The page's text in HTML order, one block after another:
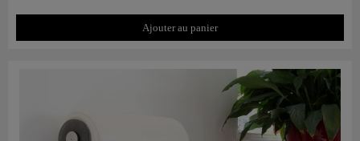
Ajouter au panier